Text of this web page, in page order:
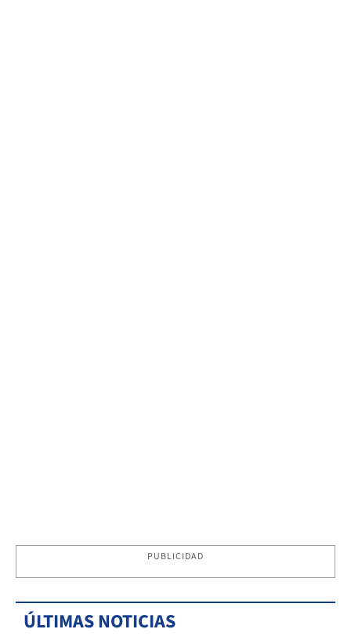
PUBLICIDAD
ÚLTIMAS NOTICIAS